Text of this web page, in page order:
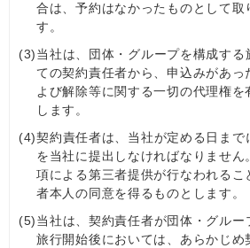
合は、予約はなかったものとして取
す。
(3)当社は、団体・グループを構成する
ての契約責任者から、申込みがあっ
よび解除等に関する一切の代理権
します。
(4)契約責任者は、当社が定める日ま
を当社に提出しなければなりませ
項による第三者提供が行なわれるこ
者本人の同意を得るものとします。
(5)当社は、契約責任者が団体・グルー
旅行開始後においては、あらかじめ